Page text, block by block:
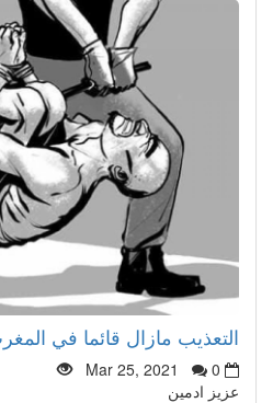
التعذيب مازال قائما في المغرب
Mar 25, 2021
0
عزيز ادمين